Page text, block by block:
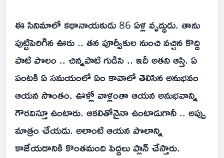
ఈ సినిమాలో కథానాయకుడు 86 ఏళ్ల వృద్ధుడు. తాను
పుట్టిపెరిగిన ఊరు .. తన పూర్వీకుల నుంచి వచ్చిన కొద్ది
పాటి పొలం .. చిన్నపాటి గుడిసె .. ఇదీ అతని ఆస్తి. ఏ
పంటకి ఏ సమయంలో ఏం కావాలో తెలిసిన అనుభవం
ఆయన సొంతం. ఊళ్లో వాళ్లంతా ఆయన అనుభవాన్ని
గౌరవిస్తూ ఉంటారు. ఆకలితోనైనా ఉంటాడుగానీ .. అప్పు
మాత్రం చేయడు. అలాంటి ఆయన పొలాన్ని
కాజేయడానికి కొంతమంది పెద్దలు ప్లాన్ చేస్తారు.